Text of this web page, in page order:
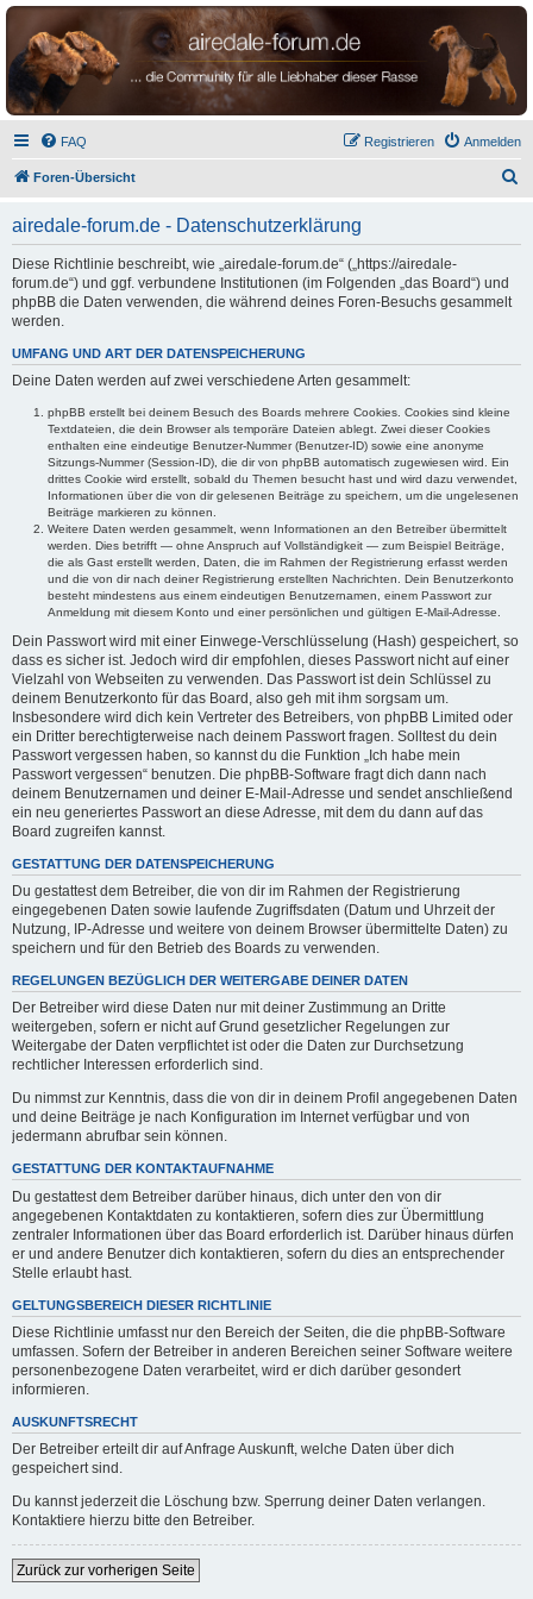
airedale-forum.de
FAQ Anmelden
Registrieren
Foren-Übersicht
airedale-forum.de - Datenschutzerklärung
Diese Richtlinie beschreibt, wie „airedale-forum.de“ („https://airedale-
forum.de“) und ggf. verbundene Institutionen (im Folgenden „das Board“) und
phpBB die Daten verwenden, die während deines Foren-Besuchs gesammelt
werden.
UMFANG UND ART DER DATENSPEICHERUNG
Deine Daten werden auf zwei verschiedene Arten gesammelt:
phpBB erstellt bei deinem Besuch des Boards mehrere Cookies. Cookies sind kleine
Textdateien, die dein Browser als temporäre Dateien ablegt. Zwei dieser Cookies
enthalten eine eindeutige Benutzer-Nummer (Benutzer-ID) sowie eine anonyme
Sitzungs-Nummer (Session-ID), die dir von phpBB automatisch zugewiesen wird. Ein
drittes Cookie wird erstellt, sobald du Themen besucht hast und wird dazu verwendet,
Informationen über die von dir gelesenen Beiträge zu speichern, um die ungelesenen
Beiträge markieren zu können.
Weitere Daten werden gesammelt, wenn Informationen an den Betreiber übermittelt
werden. Dies betrifft — ohne Anspruch auf Vollständigkeit — zum Beispiel Beiträge,
die als Gast erstellt werden, Daten, die im Rahmen der Registrierung erfasst werden
und die von dir nach deiner Registrierung erstellten Nachrichten. Dein Benutzerkonto
besteht mindestens aus einem eindeutigen Benutzernamen, einem Passwort zur
Anmeldung mit diesem Konto und einer persönlichen und gültigen E-Mail-Adresse.
Dein Passwort wird mit einer Einwege-Verschlüsselung (Hash) gespeichert, so
dass es sicher ist. Jedoch wird dir empfohlen, dieses Passwort nicht auf einer
Vielzahl von Webseiten zu verwenden. Das Passwort ist dein Schlüssel zu
deinem Benutzerkonto für das Board, also geh mit ihm sorgsam um.
Insbesondere wird dich kein Vertreter des Betreibers, von phpBB Limited oder
ein Dritter berechtigterweise nach deinem Passwort fragen. Solltest du dein
Passwort vergessen haben, so kannst du die Funktion „Ich habe mein
Passwort vergessen“ benutzen. Die phpBB-Software fragt dich dann nach
deinem Benutzernamen und deiner E-Mail-Adresse und sendet anschließend
ein neu generiertes Passwort an diese Adresse, mit dem du dann auf das
Board zugreifen kannst.
GESTATTUNG DER DATENSPEICHERUNG
Du gestattest dem Betreiber, die von dir im Rahmen der Registrierung
eingegebenen Daten sowie laufende Zugriffsdaten (Datum und Uhrzeit der
Nutzung, IP-Adresse und weitere von deinem Browser übermittelte Daten) zu
speichern und für den Betrieb des Boards zu verwenden.
REGELUNGEN BEZÜGLICH DER WEITERGABE DEINER DATEN
Der Betreiber wird diese Daten nur mit deiner Zustimmung an Dritte
weitergeben, sofern er nicht auf Grund gesetzlicher Regelungen zur
Weitergabe der Daten verpflichtet ist oder die Daten zur Durchsetzung
rechtlicher Interessen erforderlich sind.
Du nimmst zur Kenntnis, dass die von dir in deinem Profil angegebenen Daten
und deine Beiträge je nach Konfiguration im Internet verfügbar und von
jedermann abrufbar sein können.
GESTATTUNG DER KONTAKTAUFNAHME
Du gestattest dem Betreiber darüber hinaus, dich unter den von dir
angegebenen Kontaktdaten zu kontaktieren, sofern dies zur Übermittlung
zentraler Informationen über das Board erforderlich ist. Darüber hinaus dürfen
er und andere Benutzer dich kontaktieren, sofern du dies an entsprechender
Stelle erlaubt hast.
GELTUNGSBEREICH DIESER RICHTLINIE
Diese Richtlinie umfasst nur den Bereich der Seiten, die die phpBB-Software
umfassen. Sofern der Betreiber in anderen Bereichen seiner Software weitere
personenbezogene Daten verarbeitet, wird er dich darüber gesondert
informieren.
AUSKUNFTSRECHT
Der Betreiber erteilt dir auf Anfrage Auskunft, welche Daten über dich
gespeichert sind.
Du kannst jederzeit die Löschung bzw. Sperrung deiner Daten verlangen.
Kontaktiere hierzu bitte den Betreiber.
Zurück zur vorherigen Seite